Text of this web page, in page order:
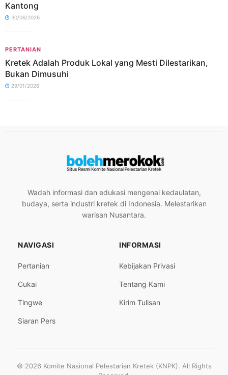
Kantong
30/06/2026
PERTANIAN
Kretek Adalah Produk Lokal yang Mesti Dilestarikan,
Bukan Dimusuhi
29/01/2026
Wadah informasi dan edukasi mengenai kedaulatan,
budaya, serta industri kretek di Indonesia. Melestarikan
warisan Nusantara.
NAVIGASI
Pertanian
Cukai
Tingwe
Siaran Pers
INFORMASI
Kebijakan Privasi
Tentang Kami
Kirim Tulisan
© 2026 Komite Nasional Pelestarian Kretek (KNPK). All Rights